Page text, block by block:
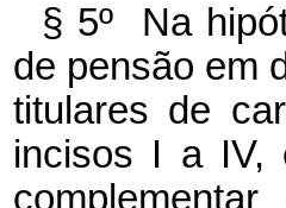
§ 5º Na
de pensão em
titulares de
incisos I a IV,